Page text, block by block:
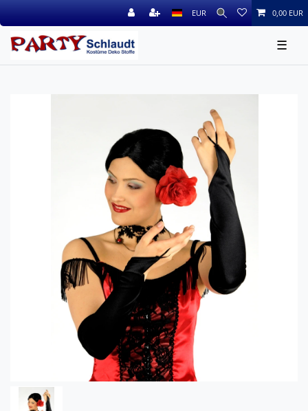
EUR 0,00 EUR
☰